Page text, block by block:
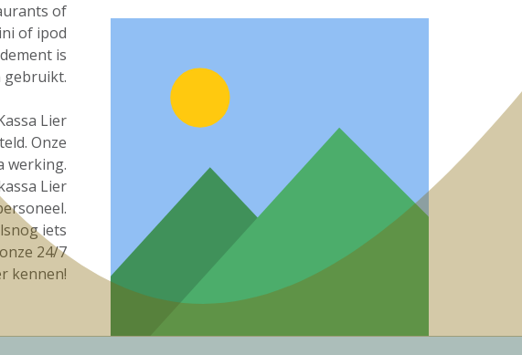
of
of ipod
is
gebruikt.
Lier
Onze
werking.
Lier
iets
24/7
kennen!